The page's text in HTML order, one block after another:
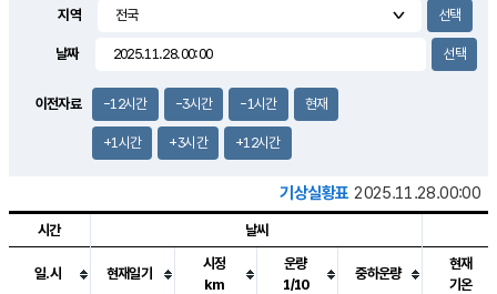
1.4m/s
지역
날짜
이전자료 -12시간 -3시간 -1시간 현재
+1시간 +3시간 +12시간
기상실황표 2025.11.28.00:00
시간 날씨
일.시 현재일기
시정
km
운량
1/10
중하운량
현재
기온